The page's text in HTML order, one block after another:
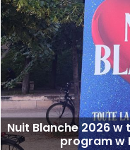
Nuit Blanche 2026
program w